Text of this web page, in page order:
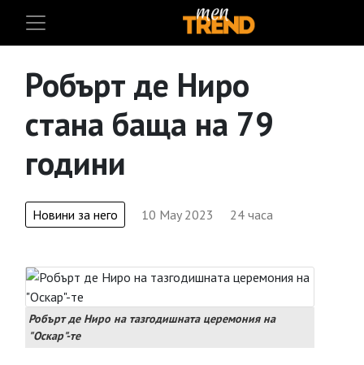
Робърт де Ниро
стана баща на 79
години
Новини за него 10 May 2023 24 часа
Робърт де Ниро на тазгодишната церемония на
"Оскар"-те